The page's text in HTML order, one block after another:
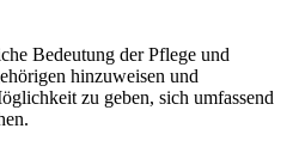
Bedeutung der Pflege und
hinzuweisen und
zu geben, sich umfassend